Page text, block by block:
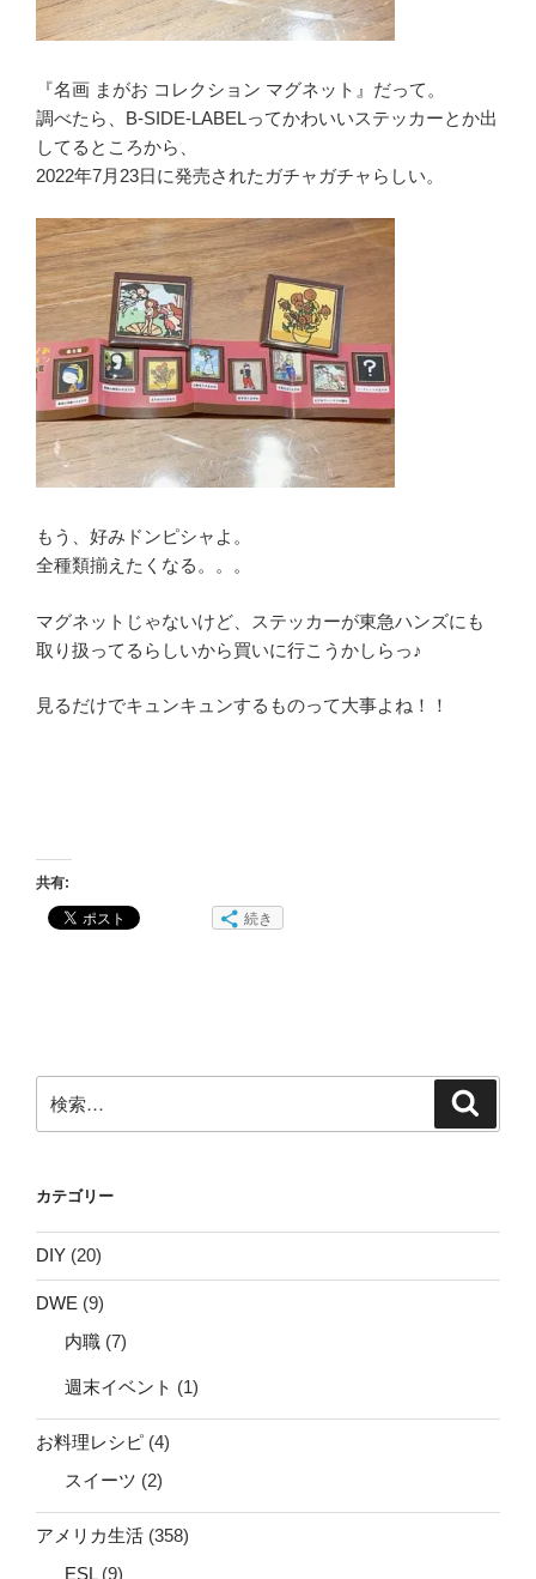
『名画 まがお コレクション マグネット』だって。
調べたら、B-SIDE-LABELってかわいいステッカーとか出
してるところから、
2022年7月23日に発売されたガチャガチャらしい。
もう、好みドンピシャよ。
全種類揃えたくなる。。。
マグネットじゃないけど、ステッカーが東急ハンズにも
取り扱ってるらしいから買いに行こうかしらっ♪
見るだけでキュンキュンするものって大事よね！！
共有:
続き
索:
カテゴリー
DIY (20)
DWE (9)
内職 (7)
週末イベント (1)
お料理レシピ (4)
スイーツ (2)
アメリカ生活 (358)
ESL(9)